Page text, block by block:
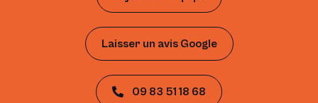
Laisser un avis Google
09 83 51 18 68